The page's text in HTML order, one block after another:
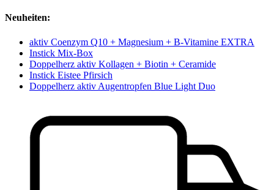
Neuheiten:
aktiv Coenzym Q10 + Magnesium + B-Vitamine EXTRA
Instick Mix-Box
Doppelherz aktiv Kollagen + Biotin + Ceramide
Instick Eistee Pfirsich
Doppelherz aktiv Augentropfen Blue Light Duo